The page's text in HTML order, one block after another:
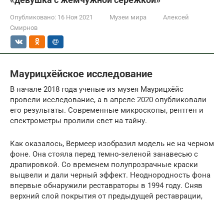
Опубликовано: 16 Ноя 2021 Музеи мира
Алексей
Смирнов
Маурицхёйское исследование
В начале 2018 года ученые из музея Маурицхёйс
провели исследование, а в апреле 2020 опубликовали
его результаты. Современные микроскопы, рентген и
спектрометры пролили свет на тайну.
Как оказалось, Вермеер изобразил модель не на черном
фоне. Она стояла перед темно-зеленой занавесью с
драпировкой. Со временем полупрозрачные краски
выцвели и дали черный эффект. Неоднородность фона
впервые обнаружили реставраторы в 1994 году. Сняв
верхний слой покрытия от предыдущей реставрации,